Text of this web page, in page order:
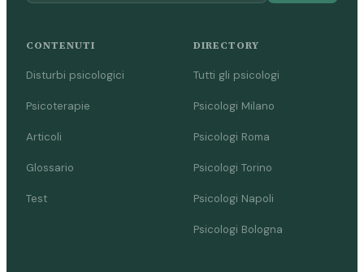
CONTENUTI
Disturbi psicologici
Psicoterapie
Articoli
Glossario
Test
DIRECTORY
Tutti gli psicologi
Psicologi Milano
Psicologi Roma
Psicologi Torino
Psicologi Napoli
Psicologi Bologna